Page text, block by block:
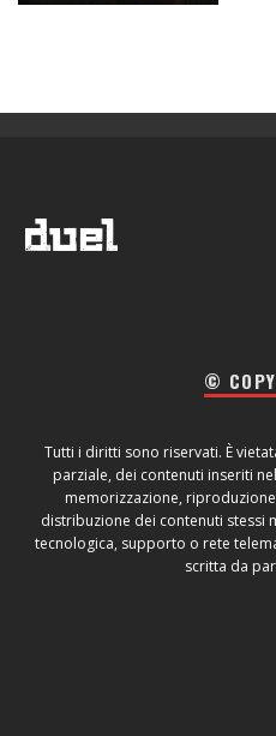
©
Tutti i diritti sono riservati. È
parziale, dei contenuti inseriti
memorizzazione,
distribuzione dei contenuti stessi
tecnologica, supporto o rete
scritta da